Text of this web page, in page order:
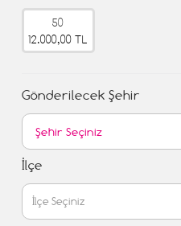
50
12.000,00 TL
Gönderilecek Şehir
İlçe